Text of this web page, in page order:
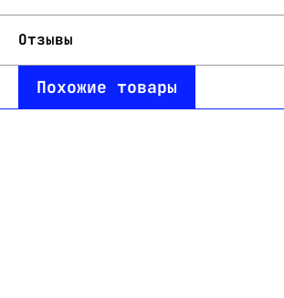
Отзывы
Похожие товары